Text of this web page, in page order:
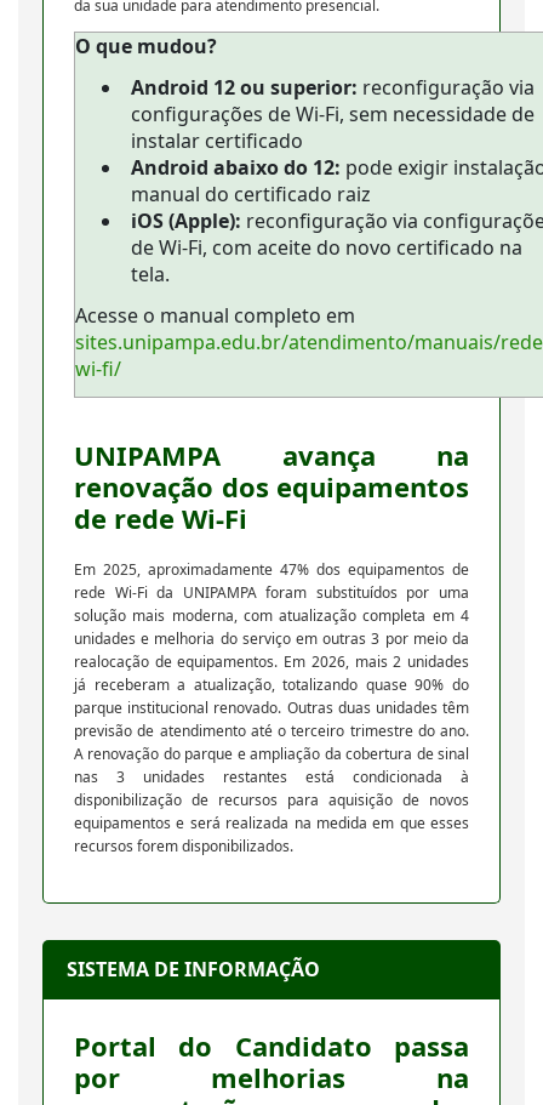
da sua unidade para atendimento presencial.
O que mudou?
Android 12 ou superior: reconfiguração via
configurações de Wi-Fi, sem necessidade de
instalar certificado
Android abaixo do 12: pode exigir
manual do certificado raiz
iOS (Apple): reconfiguração via
de Wi-Fi, com aceite do novo certificado na
tela.
Acesse o manual completo em
sites.unipampa.edu.br/atendimento/manuais/
wi-fi/
UNIPAMPA avança na
renovação dos equipamentos
de rede Wi-Fi
Em 2025, aproximadamente 47% dos equipamentos de
rede Wi-Fi da UNIPAMPA foram substituídos por uma
solução mais moderna, com atualização completa em 4
unidades e melhoria do serviço em outras 3 por meio da
realocação de equipamentos. Em 2026, mais 2 unidades
já receberam a atualização, totalizando quase 90% do
parque institucional renovado. Outras duas unidades têm
previsão de atendimento até o terceiro trimestre do ano.
A renovação do parque e ampliação da cobertura de sinal
nas 3 unidades restantes está condicionada à
disponibilização de recursos para aquisição de novos
equipamentos e será realizada na medida em que esses
recursos forem disponibilizados.
SISTEMA DE INFORMAÇÃO
Portal do Candidato passa
por melhorias na